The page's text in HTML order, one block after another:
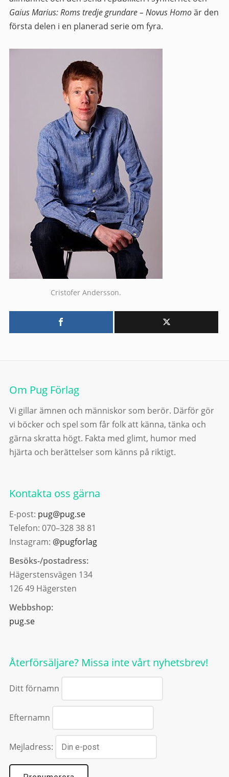
Gaius Marius: Roms tredje grundare – Novus Homoär den
första delen i en planerad serie om fyra.
Cristofer Andersson.
Om Pug Förlag
Vi gillar ämnen och människor som berör. Därför gör
vi böcker och spel som får folk att känna, tänka och
gärna skratta högt. Fakta med glimt, humor med
hjärta och berättelser som känns på riktigt.
Kontakta oss gärna
E-post: pug@pug.se
Telefon: 070–328 38 81
Instagram: @pugforlag
Besöks-/postadress:
Hägerstensvägen 134
126 49 Hägersten
Webbshop:
pug.se
Återförsäljare? Missa inte vårt nyhetsbrev!
Ditt förnamn
Efternamn
Mejladress: